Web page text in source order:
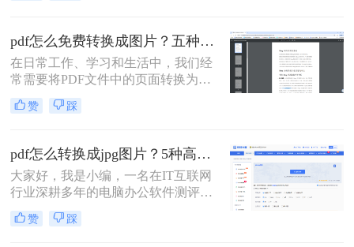
给大家扒一扒免费且高效的PDF转图
片方法，覆盖不同场景需求，看完直
接抄作业！
pdf怎么免费转换成图片？五种高效方法详解，总有一款适合你！
在日常工作、学习和生活中，我们经
常需要将PDF文件中的页面转换为图
片格式（如JPG、PNG）。无论是为
了在演示文稿中插入清晰的图表、在
某些平台只支持图片上传的需求，掌
握PDF转图片的技能都至关重要。然
而，面对网络上琳琅满目的转换工
具，如何选择一款免费、安全且高效
的方法成为了许多人的难题。
赞 踩
pdf怎么转换成jpg图片？5种高效方法详解，告别繁琐操作！
大家好，我是小编，一名在IT互联网
行业深耕多年的电脑办公软件测评博
主。在日常工作中，我经常收到用户
反馈：PDF文件里的图表或文字需要
赞 踩